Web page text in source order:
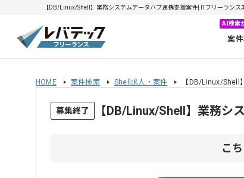
【DB/Linux/Shell】業務システムデータハブ連携支援案件| ITフリーラン
AI検索
案
HOME 案件検索 Shell求人・案件 【DB/Linux/Shell
募集終了 【DB/Linux/Shell】業務シ
こ